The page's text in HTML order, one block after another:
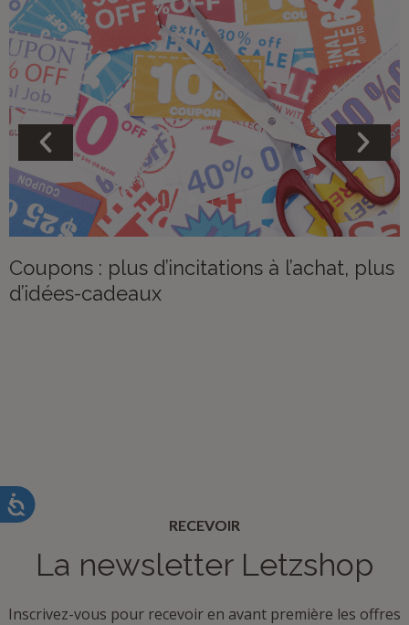
Coupons : plus d’incitations à l’achat, plus
d’idées-cadeaux
RECEVOIR
La newsletter Letzshop
Inscrivez-vous pour recevoir en avant première les offres